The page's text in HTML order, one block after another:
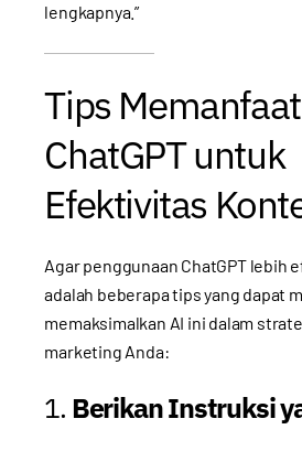
lengkapnya.”
Tips
ChatGPT untuk
Efektivitas
Agar penggunaan ChatGPT lebih
adalah beberapa tips yang dapat
memaksimalkan AI ini dalam
marketing Anda:
1. Berikan Instruksi